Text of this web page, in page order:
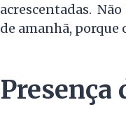
acrescentadas.
de amanhã, porque
Presença